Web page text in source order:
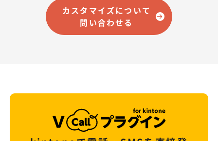
カスタマイズについて
問い合わせる